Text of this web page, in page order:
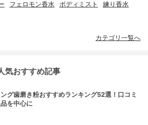
フェロモン香水 ボディミスト 練り香水
カテゴリ一覧へ
気おすすめ記事
グ歯磨き粉おすすめランキング52選！口コミ
を中心に